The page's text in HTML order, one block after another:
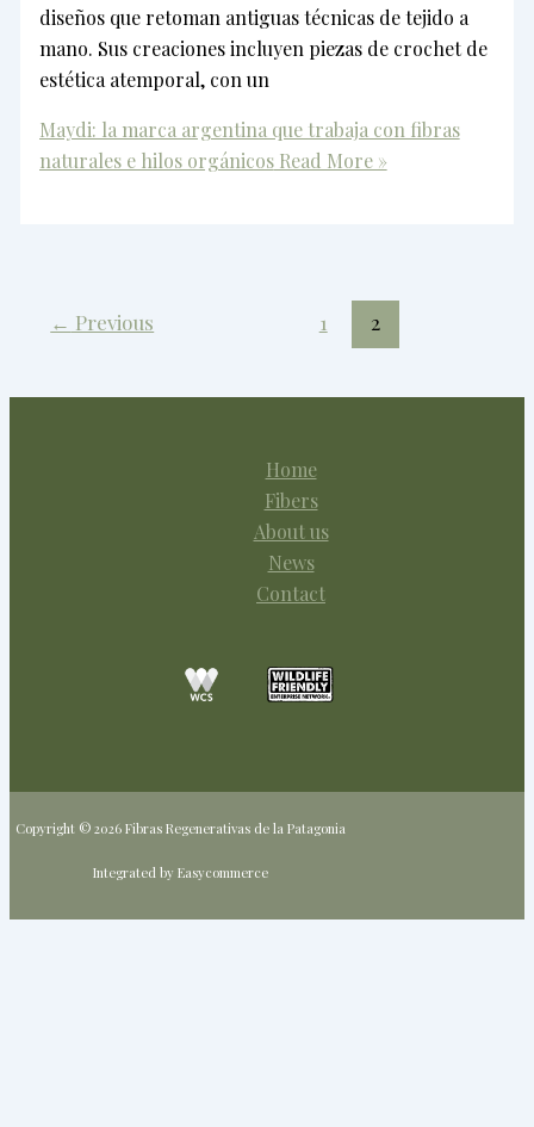
diseños que retoman antiguas técnicas de tejido a
mano. Sus creaciones incluyen piezas de crochet de
estética atemporal, con un
Maydi: la marca argentina que trabaja con fibras
naturales e hilos orgánicosRead More »
← Previous 1 2
Home
Fibers
About us
News
Contact
Copyright © 2026 Fibras Regenerativas de la Patagonia
Integrated by Easycommerce